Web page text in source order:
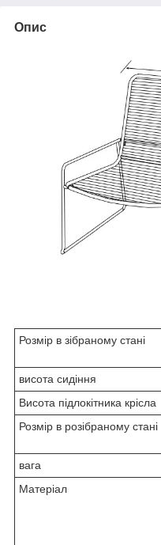
Опис
Розмір в зібраному стані
висота сидіння
Висота підлокітника крісла
Розмір в розібраному стані
вага
Матеріал